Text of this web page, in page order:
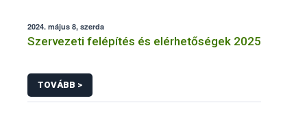
2024. május 8, szerda
Szervezeti felépítés és elérhetőségek 2025
TOVÁBB >